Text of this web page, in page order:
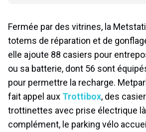
Fermée par des vitrines, la
totems de réparation et de
elle ajoute 88 casiers pour
ou sa batterie, dont 56 sont
pour permettre la recharge.
fait appel aux Trottibox, des
trottinettes avec prise électrique
complément, le parking vélo